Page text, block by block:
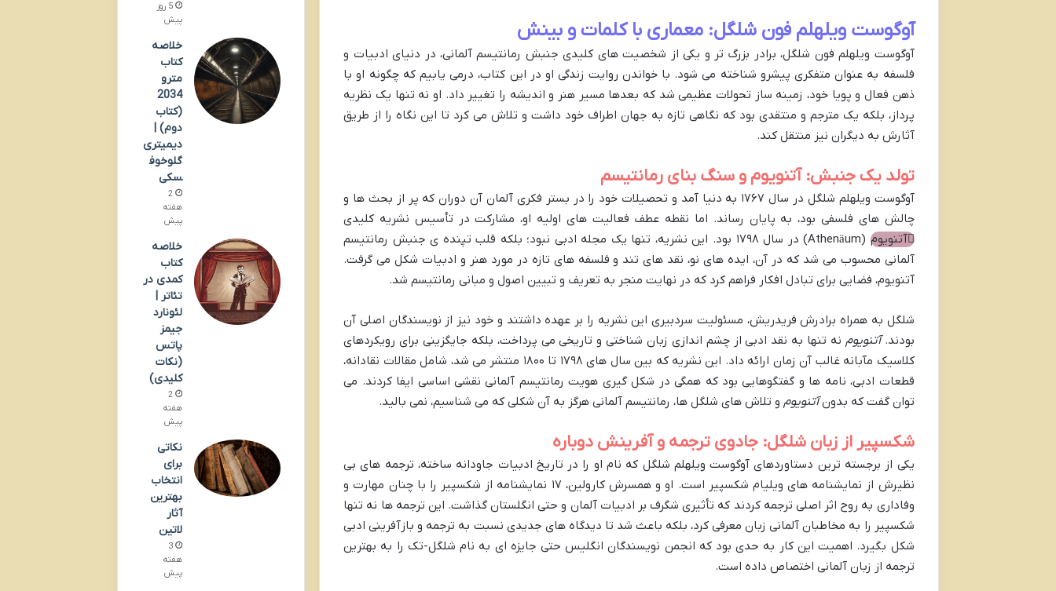
آوگوست ویلهلم فون شلگل: معماری با کلمات و بینش
آوگوست ویلهلم فون شلگل، برادر بزرگ تر و یکی از شخصیت های کلیدی جنبش رمانتیسم آلمانی، در دنیای ادبیات و
فلسفه به عنوان متفکری پیشرو شناخته می شود. با خواندن روایت زندگی او در این کتاب، درمی یابیم که چگونه او با
ذهن فعال و پویا خود، زمینه ساز تحولات عظیمی شد که بعدها مسیر هنر و اندیشه را تغییر داد. او نه تنها یک نظریه
پرداز، بلکه یک مترجم و منتقدی بود که نگاهی تازه به جهان اطراف خود داشت و تلاش می کرد تا این نگاه را از طریق
آثارش به دیگران نیز منتقل کند.
تولد یک جنبش: آتنویوم و سنگ بنای رمانتیسم
آوگوست ویلهلم شلگل در سال ۱۷۶۷ به دنیا آمد و تحصیلات خود را در بستر فکری آلمان آن دوران که پر از بحث ها و
چالش های فلسفی بود، به پایان رساند. اما نقطه عطف فعالیت های اولیه او، مشارکت در تأسیس نشریه کلیدی
آتنویوم
(Athenäum) در سال ۱۷۹۸ بود. این نشریه، تنها یک مجله ادبی نبود؛ بلکه قلب تپنده ی جنبش رمانتیسم
آلمانی محسوب می شد که در آن، ایده های نو، نقد های تند و فلسفه های تازه در مورد هنر و ادبیات شکل می گرفت.
آتنویوم، فضایی برای تبادل افکار فراهم کرد که در نهایت منجر به تعریف و تبیین اصول و مبانی رمانتیسم شد.
شلگل به همراه برادرش فریدریش، مسئولیت سردبیری این نشریه را بر عهده داشتند و خود نیز از نویسندگان اصلی آن
بودند.آتنویوم نه تنها به نقد ادبی از چشم اندازی زبان شناختی و تاریخی می پرداخت، بلکه جایگزینی برای رویکردهای
کلاسیک مآبانه غالب آن زمان ارائه داد. این نشریه که بین سال های ۱۷۹۸ تا ۱۸۰۰ منتشر می شد، شامل مقالات نقادانه،
قطعات ادبی، نامه ها و گفتگوهایی بود که همگی در شکل گیری هویت رمانتیسم آلمانی نقشی اساسی ایفا کردند. می
توان گفت که بدونآتنویوم و تلاش های شلگل ها، رمانتیسم آلمانی هرگز به آن شکلی که می شناسیم، نمی بالید.
شکسپیر از زبان شلگل: جادوی ترجمه و آفرینش دوباره
یکی از برجسته ترین دستاوردهای آوگوست ویلهلم شلگل که نام او را در تاریخ ادبیات جاودانه ساخته، ترجمه های بی
نظیرش از نمایشنامه های ویلیام شکسپیر است. او و همسرش کارولین، ۱۷ نمایشنامه از شکسپیر را با چنان مهارت و
وفاداری به روح اثر اصلی ترجمه کردند که تأثیری شگرف بر ادبیات آلمان و حتی انگلستان گذاشت. این ترجمه ها نه تنها
شکسپیر را به مخاطبان آلمانی زبان معرفی کرد، بلکه باعث شد تا دیدگاه های جدیدی نسبت به ترجمه و بازآفرینی ادبی
شکل بگیرد. اهمیت این کار به حدی بود که انجمن نویسندگان انگلیس حتی جایزه ای به نام شلگل-تک را به بهترین
ترجمه از زبان آلمانی اختصاص داده است.
5 روز
پیش
خلاصه
کتاب
مترو
2034
(کتاب
دوم) |
دیمیتری
گلوخوف
سکی
2
هفته
پیش
خلاصه
کتاب
کمدی در
تئاتر |
لئونارد
جیمز
پاتس
(نکات
کلیدی)
2
هفته
پیش
نکاتی
برای
انتخاب
بهترین
آثار
لاتین
3
هفته
پیش